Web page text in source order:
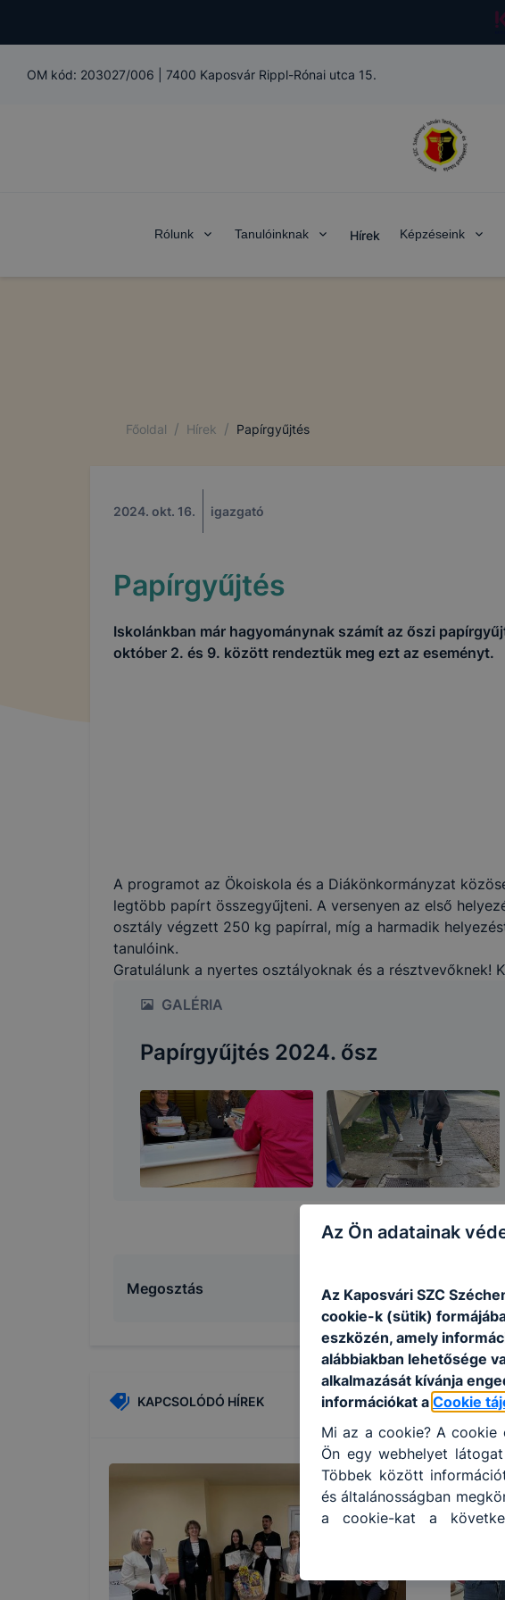
OM kód: 203027/006 7400 Kaposvár Rippl-Rónai utca 15.
Rólunk Tanulóinknak Hírek Képzéseink
Főoldal / Hírek / Papírgyűjtés
2024. okt. 16. igazgató
Papírgyűjtés
Iskolánkban már hagyománynak számít az őszi
október 2. és 9. között rendeztük meg ezt az eseményt.
A programot az Ökoiskola és a Diákönkormányzat
legtöbb papírt összegyűjteni. A versenyen az első
osztály végzett 250 kg papírral, míg a harmadik
tanulóink.
Gratulálunk a nyertes osztályoknak és a
GALÉRIA
Papírgyűjtés 2024. ősz
Megosztás
KAPCSOLÓDÓ HÍREK
Az Ön adatainak
Az Kaposvári SZC
cookie-k (sütik)
eszközén, amely
alábbiakban lehetősége
alkalmazását kívánja
információkat a Cookie
Mi az a cookie? A cookie
Ön egy webhelyet
Többek között
és általánosságban
a cookie-kat a
kapcsolatban, hogyan
honlap melyik részeit
hogyan biztosítsunk